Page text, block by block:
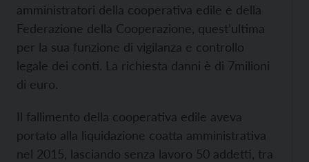
amministratori della cooperativa edile e della
Federazione della Cooperazione, quest’ultima
per la sua funzione di vigilanza e controllo
legale dei conti. La richiesta danni è di 7milioni
di euro.
Il fallimento della cooperativa edile aveva
portato alla liquidazione coatta amministrativa
nel 2015, lasciando senza lavoro 50 addetti, tra